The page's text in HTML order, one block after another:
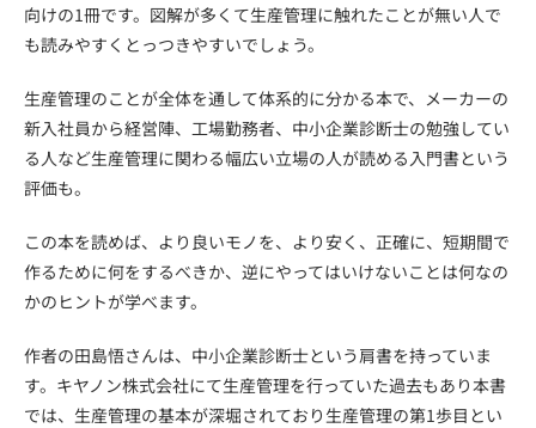
向けの1冊です。図解が多くて生産管理に触れたことが無い人で
も読みやすくとっつきやすいでしょう。
生産管理のことが全体を通して体系的に分かる本で、メーカーの
新入社員から経営陣、工場勤務者、中小企業診断士の勉強してい
る人など生産管理に関わる幅広い立場の人が読める入門書という
評価も。
この本を読めば、より良いモノを、より安く、正確に、短期間で
作るために何をするべきか、逆にやってはいけないことは何なの
かのヒントが学べます。
作者の田島悟さんは、中小企業診断士という肩書を持っていま
す。キヤノン株式会社にて生産管理を行っていた過去もあり本書
では、生産管理の基本が深堀されており生産管理の第1歩目とい